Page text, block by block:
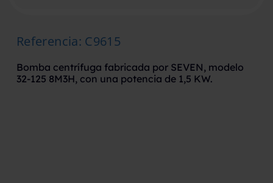
Referencia: C9615
Bomba centrífuga fabricada por SEVEN, modelo
32-125 8M3H, con una potencia de 1,5 KW.